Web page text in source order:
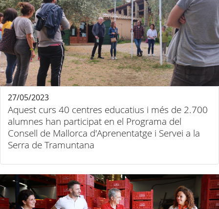
Aquest curs 40 centres educatius i més de 2.700
alumnes han participat en el Programa del
Consell de Mallorca d'Aprenentatge i Servei a la
Serra de Tramuntana
27/05/2023